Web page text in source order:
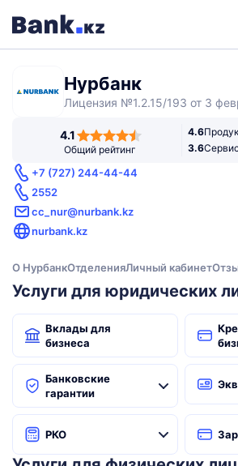
Нурбанк
Лицензия №1.2.15/193 от 3
4.1
Общий рейтинг
4.6
3.6Сервис
+7 (727) 244-44-44
2552
cc_nur@nurbank.kz
nurbank.kz
О НурбанкОтделенияЛичный кабинет
Услуги для юридических
Вклады для
бизнеса
Банковские
гарантии
РКО